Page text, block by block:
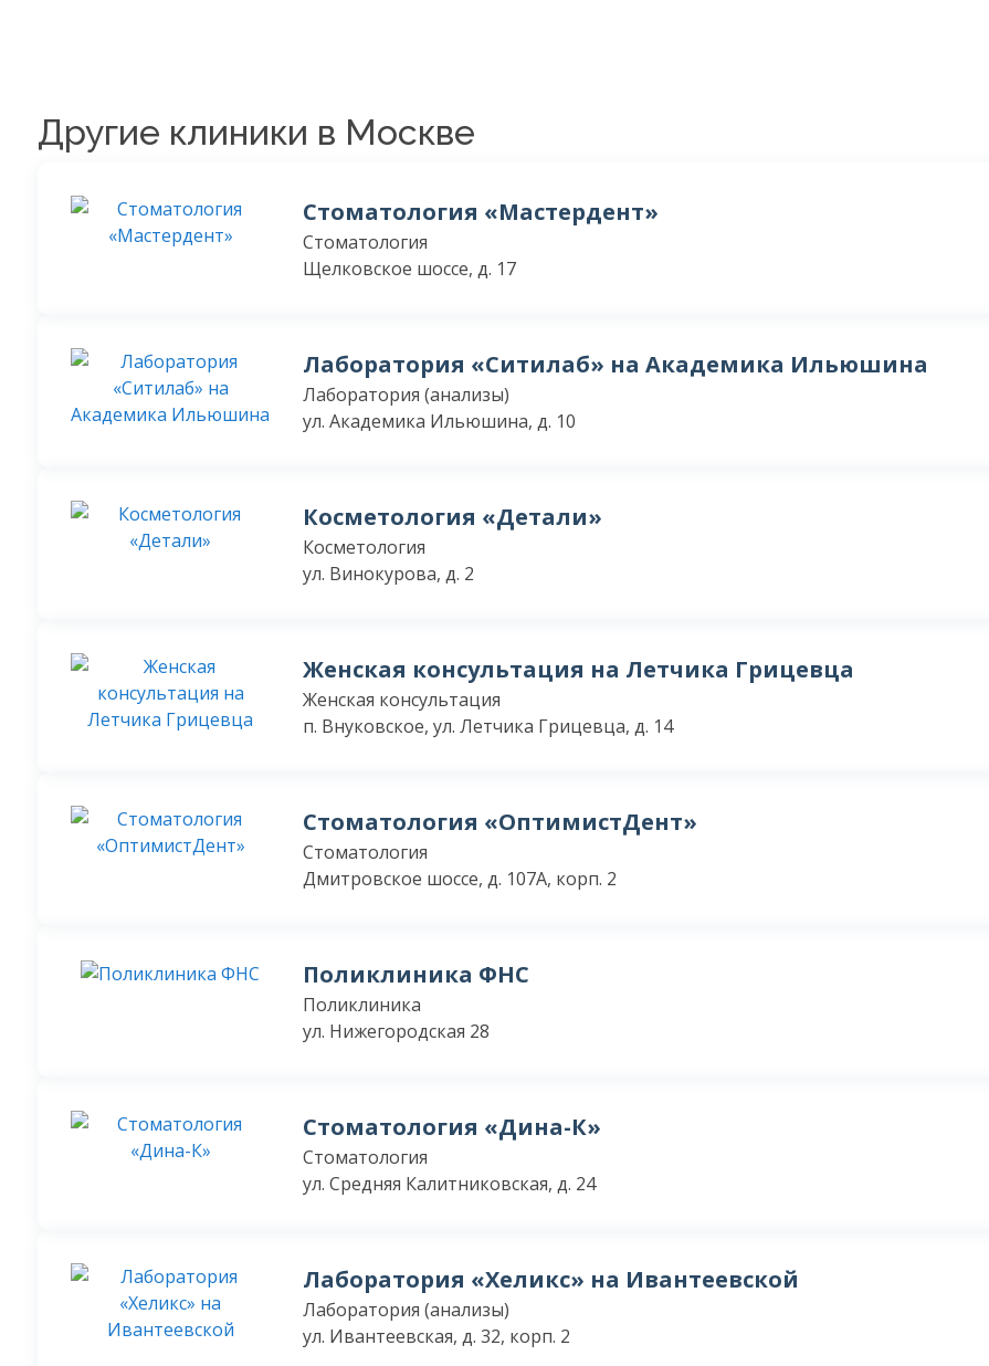
Другие клиники в Москве
Стоматология «Мастердент»
Стоматология
Щелковское шоссе, д. 17
Лаборатория «Ситилаб» на Академика Ильюшина
Лаборатория (анализы)
ул. Академика Ильюшина, д. 10
Косметология «Детали»
Косметология
ул. Винокурова, д. 2
Женская консультация на Летчика Грицевца
Женская консультация
п. Внуковское, ул. Летчика Грицевца, д. 14
Стоматология «ОптимистДент»
Стоматология
Дмитровское шоссе, д. 107А, корп. 2
Поликлиника ФНС
Поликлиника
ул. Нижегородская 28
Стоматология «Дина-К»
Стоматология
ул. Средняя Калитниковская, д. 24
Лаборатория «Хеликс» на Ивантеевской
Лаборатория (анализы)
ул. Ивантеевская, д. 32, корп. 2